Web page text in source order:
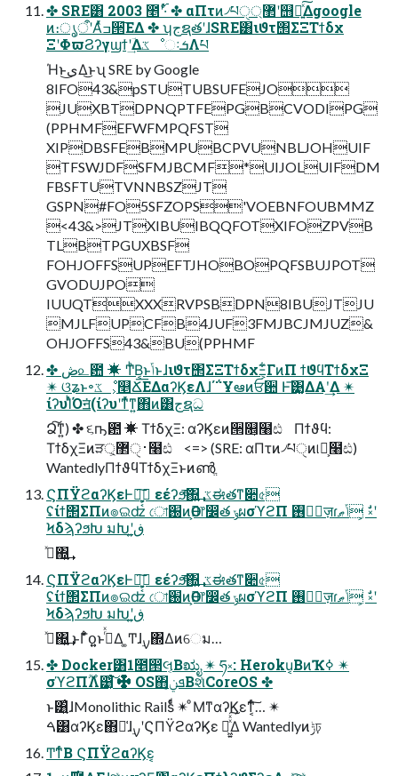
✤ SRE͸ 2003 ೥ʹ࢝·ͬͨ ✤ αΠτͷ৴པੑ޲্ʹ஫ྗ͍ͯ͠Δgoogle
ͷ։ൃऀʹΑͬͯߏ੒͞ΕΔ ✤ ʮجຊతʹɺSRE͸ιϑτ΢ΣΞΤϯδχ
ΞʹΦϖϨʔγϣϯʹؔ͢ΔػೳઃܭΛཔ
Ήͱى͜Δ͜ͱʯ SRE by Google
8IFO43&pSTUTUBSUFEJO
JUXBTDPNQPTFEPGBCVODIPG
(PPHMFEFWFMPQFST
XIPDBSFEBMPUBCPVUNBLJOHUIF
TFSWJDFSFMJBCMF*UIJOLUIFDM
FBSFTUTVNNBSZJT
GSPN#FO5SFZOPS'VOEBNFOUBMMZ
<43&>JTXIBUIBQQFOTXIFOZPVB
TLBTPGUXBSF
FOHJOFFSUPEFTJHOBOPQFSBUJPOT
GVODUJPO
IUUQTXXXRVPSBDPN8IBUJTJU
MJLFUPCFB4JUF3FMJBCJMJUZ&
OHJOFFS43&BU(PPHMF
✤ ڞ௨఺ ✴ ͲͪΒ͔ͱݴ͏ͱɺιϑτ΢ΣΞΤϯδχΞ͕͋ΓͷΠ ϯϑϥΤϯδχΞ
✴ ଓʑͱ৽ػೳ͕௥Ճ͞ΕΔαʔϏεΛɺ΄΅Ұఆͷਓ਺ Ͱ͞͹͚ΔΑ͏ʹ͢Δ ✴
ίʔυΊͬͪΌॻ͘(ίʔυʹͳͬͯͳ͍΋ͷ͸جຊධ
Ձ͠ͳ͍) ✤ ૬ҧ఺ ✴ ΤϯδχΞ: αʔϏεͷ੒௕͕໨ඪ Πϯϑϥ:
ΤϯδχΞͷੜ࢈ੑ޲্͕໨ඪ <=> (SRE: αΠτͷ৴པੑͷ୲อ͕໨ඪ)
WantedlyΠϯϑϥΤϯδχΞͱͷൺֱ
ϚΠΫϩαʔϏεͰԿ͕خ͍͔͠ εέʔϧͤ͞΍͍͢ ػಈతͳ૊৫
ʢίϯ΢ΣΠͷ๏ଇʣ ো֐ͷӨڹ͕෦෼త ݸผσϓϩΠ ࢖༻ٕज़ɾݴޠ ͕ࣗ༝ʹ
ϞδϡʔϧԽ มԽʹڧ͍
ࣺͯ΍͍͢
ϚΠΫϩαʔϏεͰԿ͕خ͍͔͠ εέʔϧͤ͞΍͍͢ ػಈతͳ૊৫
ʢίϯ΢ΣΠͷ๏ଇʣ ো֐ͷӨڹ͕෦෼త ݸผσϓϩΠ ࢖༻ٕज़ɾݴޠ ͕ࣗ༝ʹ
ϞδϡʔϧԽ มԽʹڧ͍
ࣺͯ΍͍͢ ͱΓ͋͑ͣօ͍͍ͱࢥͬͯΔ ͚Ͳɺ࣮ࡍ΍Δͷେม…
✤ Docker͸1೥൒લ͔Βಋೖ ✴ ཧ༝: Heroku͔ΒͷҠߦ ✴
σϓϩΠ࣌ؒΛ୹͔ͨͬͨ͘͠ ✤ OS΋ܦݧ͔ΒશͯCoreOS ✤
ͱ͸͍͑ɺMonolithic Railsͩͬͨ ✴ ͦΜͳαʔϏεͳ͔ͬͨ͠… ✴
ࠓ͸αʔϏε΋૿͑ɺ࣮ࡍʹϚΠΫϩαʔϏε Խ͖͍ͯͯ͠Δ Wantedlyͷݱঢ়
Ͳ͏ͳͬͨΒ ϚΠΫϩαʔϏε͔